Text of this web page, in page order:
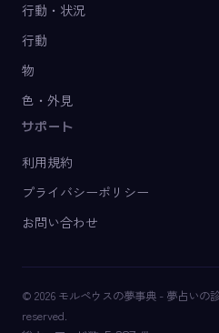
行動・状況
行動
物
色・外見
サポート
利用規約
プライバシーポリシー
お問い合わせ
© 2026 モルペウスの夢事典 - 夢占いの
reserved.